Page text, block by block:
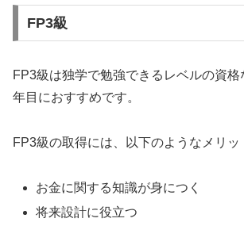
FP3級
FP3級は独学で勉強できるレベルの資
年目におすすめです。
FP3級の取得には、以下のようなメリッ
お金に関する知識が身につく
将来設計に役立つ